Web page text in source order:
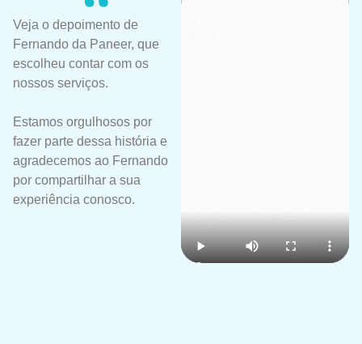
Veja o depoimento de
Fernando da Paneer, que
escolheu contar com os
nossos serviços.
Estamos orgulhosos por
fazer parte dessa história e
agradecemos ao Fernando
por compartilhar a sua
experiência conosco.